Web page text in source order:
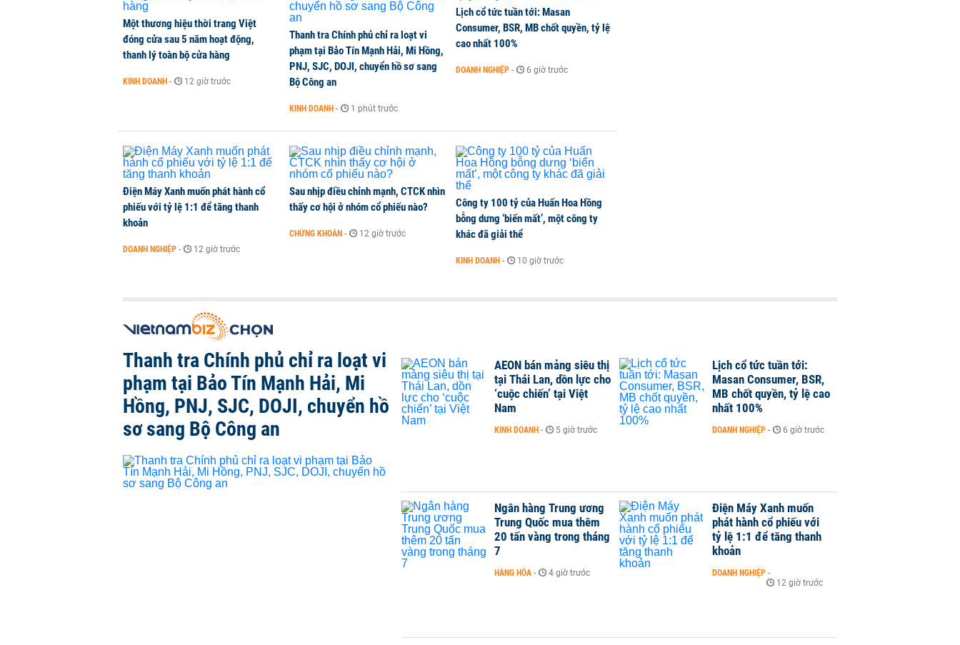
CEO Viettel Store: Smartphone AI và thiết bị gập đang định hình xu hướng nâng cấp
của người dùng
CHUYỂN ĐỘNG THỊ TRƯỜNG 13 phút trước
Chuyên gia quốc tế đánh giá tích cực về tiền đồng của Việt Nam
Một thương hiệu thời trang Việt
đóng cửa sau 5 năm hoạt động,
thanh lý toàn bộ cửa hàng
KINH DOANH - 12 giờ trước
Thanh tra Chính phủ chỉ ra loạt vi
phạm tại Bảo Tín Mạnh Hải, Mi Hồng,
PNJ, SJC, DOJI, chuyển hồ sơ sang
Bộ Công an
KINH DOANH - 1 phút trước
Lịch cổ tức tuần tới: Masan
Consumer, BSR, MB chốt quyền, tỷ lệ
cao nhất 100%
DOANH NGHIỆP - 6 giờ trước
Điện Máy Xanh muốn phát hành cổ
phiếu với tỷ lệ 1:1 để tăng thanh
khoản
DOANH NGHIỆP - 12 giờ trước
Sau nhịp điều chỉnh mạnh, CTCK nhìn
thấy cơ hội ở nhóm cổ phiếu nào?
CHỨNG KHOÁN - 12 giờ trước
Công ty 100 tỷ của Huấn Hoa Hồng
bỗng dưng ‘biến mất’, một công ty
khác đã giải thể
KINH DOANH - 10 giờ trước
Thanh tra Chính phủ chỉ ra loạt vi
phạm tại Bảo Tín Mạnh Hải, Mi
Hồng, PNJ, SJC, DOJI, chuyển hồ
sơ sang Bộ Công an
AEON bán mảng siêu thị
tại Thái Lan, dồn lực cho
‘cuộc chiến’ tại Việt
Nam
KINH DOANH - 5 giờ trước
Lịch cổ tức tuần tới:
Masan Consumer, BSR,
MB chốt quyền, tỷ lệ cao
nhất 100%
DOANH NGHIỆP - 6 giờ trước
Ngân hàng Trung ương
Trung Quốc mua thêm
20 tấn vàng trong tháng
7
HÀNG HÓA - 4 giờ trước
Điện Máy Xanh muốn
phát hành cổ phiếu với
tỷ lệ 1:1 để tăng thanh
khoản
DOANH NGHIỆP -
12 giờ trước